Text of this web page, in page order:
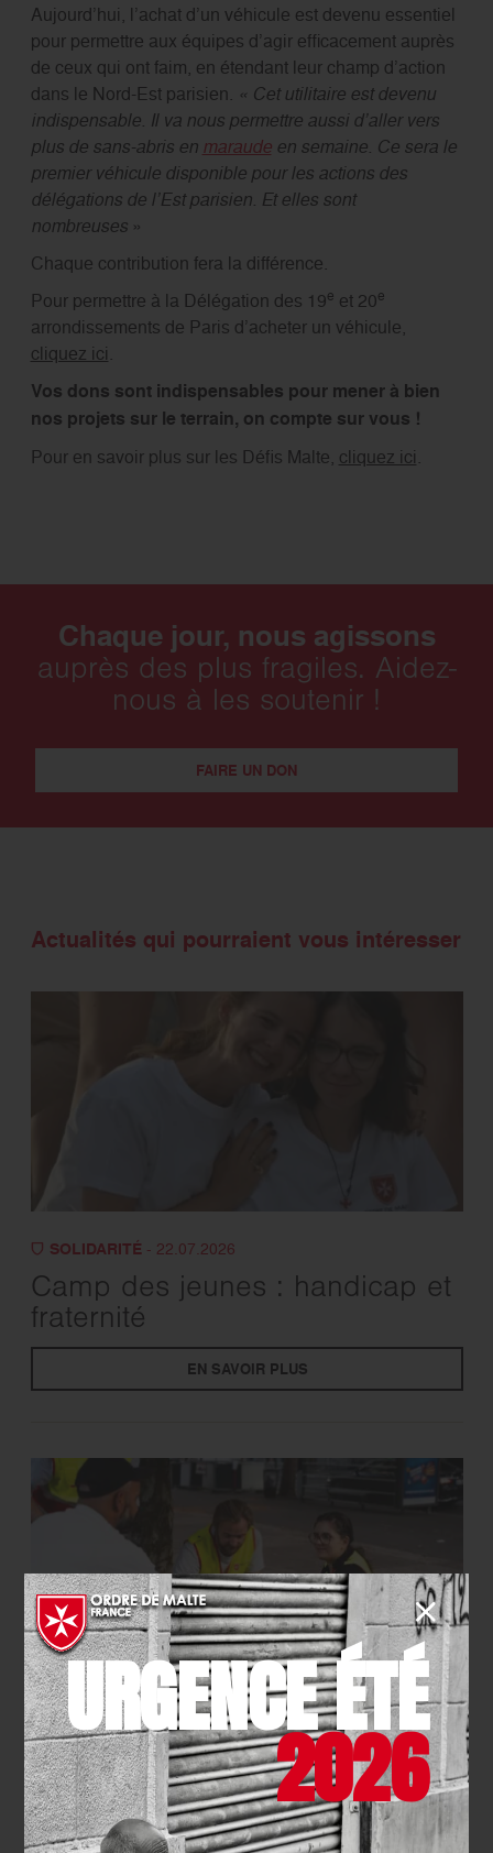
Aujourd’hui, l’achat d’un véhicule est devenu essentiel
pour permettre aux équipes d’agir efficacement auprès
de ceux qui ont faim, en étendant leur champ d’action
dans le Nord-Est parisien. « Cet utilitaire est devenu
indispensable. Il va nous permettre aussi d’aller vers
plus de sans-abris en maraudeen semaine. Ce sera le
premier véhicule disponible pour les actions des
délégations de l’Est parisien. Et elles sont
nombreuses»
Chaque contribution fera la différence.
Pour permettre à la Délégation des 19e et 20e
arrondissements de Paris d’acheter un véhicule,
cliquez ici.
Vos dons sont indispensables pour mener à bien
nos projets sur le terrain, on compte sur vous !
Pour en savoir plus sur les Défis Malte, cliquez ici.
Chaque jour, nous agissons
auprès des plus fragiles. Aidez-
nous à les soutenir !
FAIRE UN DON
Actualités qui pourraient vous intéresser
SOLIDARITÉ- 22.07.2026
Camp des jeunes : handicap et
fraternité
EN SAVOIR PLUS
SOLIDARITÉ- 21.07.2026
La maraude pédestre de Clichy
fête son premier anniversaire !
EN SAVOIR PLUS
URGENCE ÉTÉ
2026